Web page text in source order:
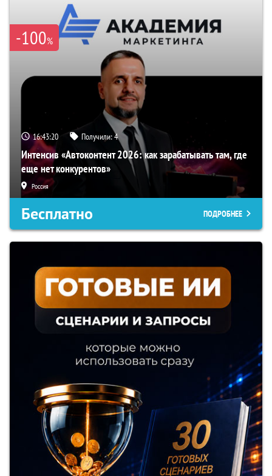
-100%
16:43:19 Получили:4
Интенсив «Автоконтент 2026: как зарабатывать там, где
еще нет конкурентов»
Россия
Бесплатно ПОДРОБНЕЕ